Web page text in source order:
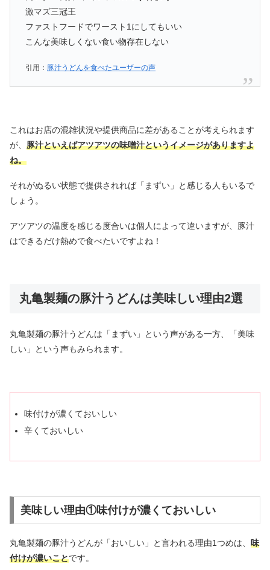
激マズ三冠王
ファストフードでワースト1にしてもいい
こんな美味しくない食い物存在しない
引用： 豚汁うどんを食べたユーザーの声
これはお店の混雑状況や提供商品に差があることが考えられます
が、 豚汁といえばアツアツの味噌汁というイメージがありますよ
ね。
それがぬるい状態で提供されれば「まずい」と感じる人もいるで
しょう。
アツアツの温度を感じる度合いは個人によって違いますが、豚汁
はできるだけ熱めで食べたいですよね！
丸亀製麺の豚汁うどんは美味しい理由2選
丸亀製麺の豚汁うどんは「まずい」という声がある一方、「美味
しい」という声もみられます。
味付けが濃くておいしい
辛くておいしい
美味しい理由①味付けが濃くておいしい
丸亀製麺の豚汁うどんが「おいしい」と言われる理由1つめは、 味
付けが濃いことです。